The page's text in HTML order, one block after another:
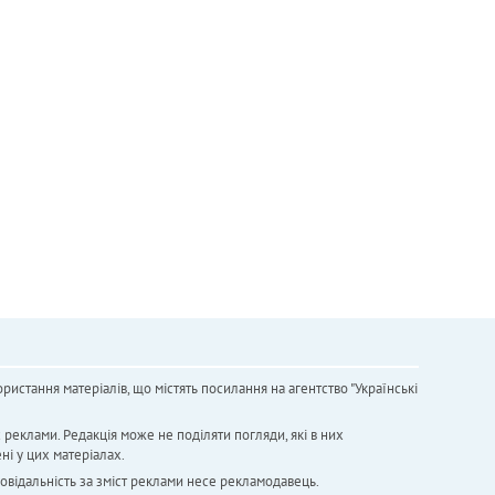
матеріалів, що містять посилання на агентство "Українськi
Редакція може не поділяти погляди, які в них
у цих матеріалах.
за зміст реклами несе рекламодавець.